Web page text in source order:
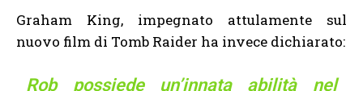
Graham King, impegnato attulamente sul
nuovo film di Tomb Raider ha invece dichiarato:
Rob possiede un’innata abilità nel